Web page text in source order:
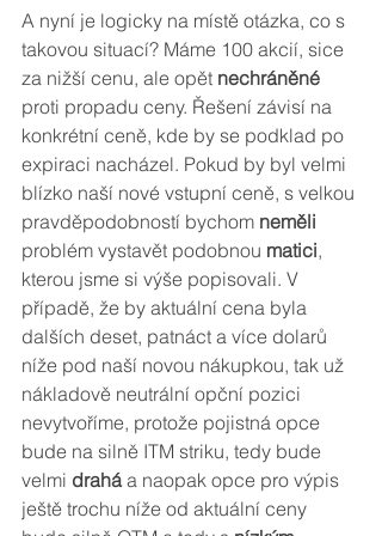
A nyní je logicky na místě otázka, co s
takovou situací? Máme 100 akcií, sice
za nižší cenu, ale opět nechráněné
proti propadu ceny. Řešení závisí na
konkrétní ceně, kde by se podklad po
expiraci nacházel. Pokud by byl velmi
blízko naší nové vstupní ceně, s velkou
pravděpodobností bychom neměli
problém vystavět podobnou matici,
kterou jsme si výše popisovali. V
případě, že by aktuální cena byla
dalších deset, patnáct a více dolarů
níže pod naší novou nákupkou, tak už
nákladově neutrální opční pozici
nevytvoříme, protože pojistná opce
bude na silně ITM striku, tedy bude
velmi drahá a naopak opce pro výpis
ještě trochu níže od aktuální ceny